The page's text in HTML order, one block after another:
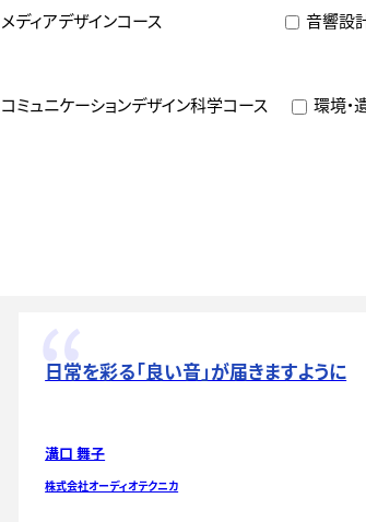
メディアデザインコース 音響設
コミュニケーションデザイン科学コース
環境・
日常を彩る「良い音」が届きますように
溝口 舞子
株式会社オーディオテクニカ